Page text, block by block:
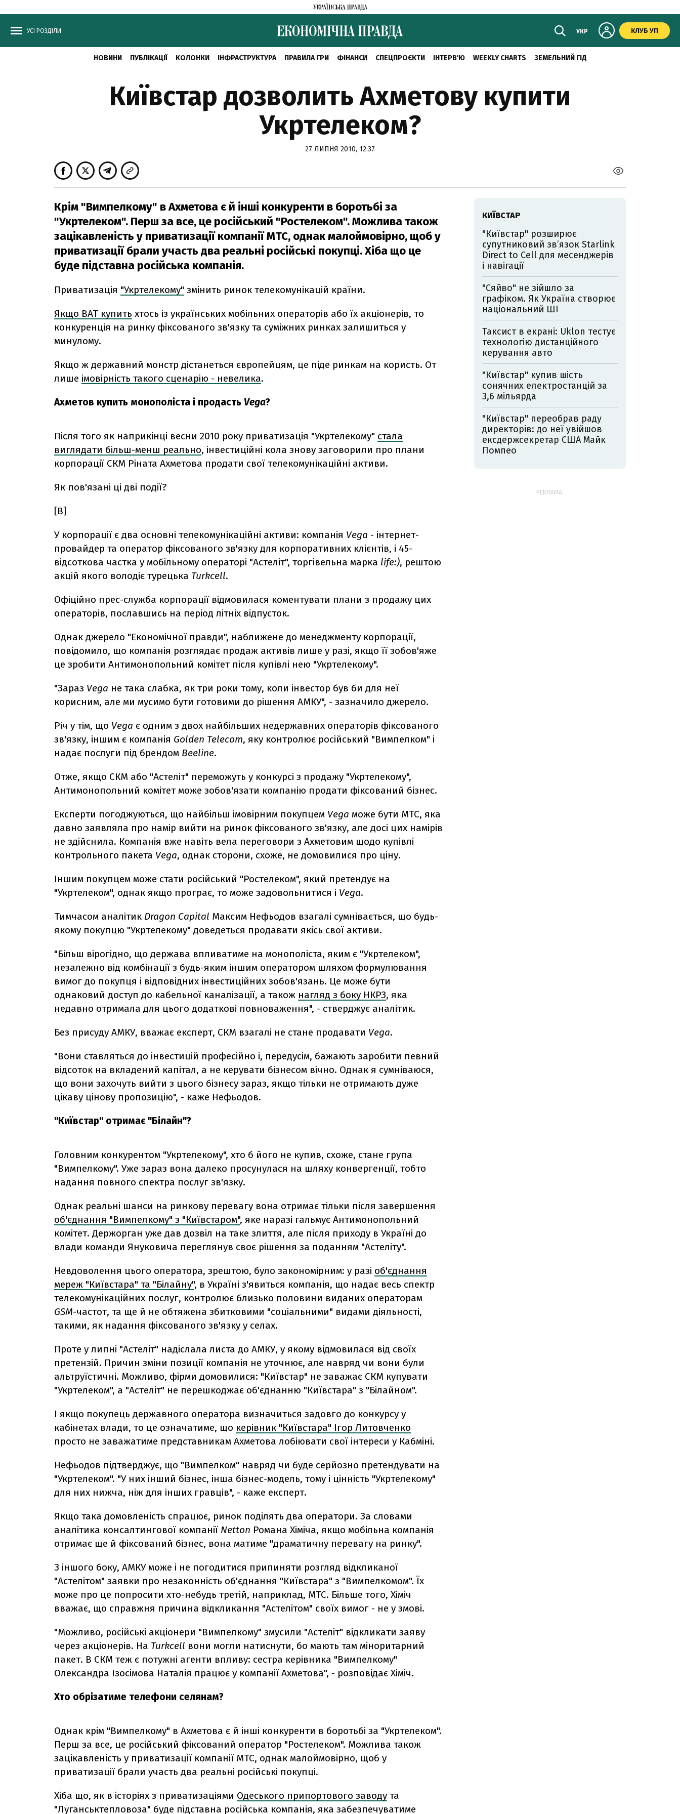
УСІ РОЗДІЛИ УКР КЛУБ УП
НОВИНИ ПУБЛІКАЦІЇ КОЛОНКИ ІНФРАСТРУКТУРА ПРАВИЛА ГРИ ФІНАНСИ СПЕЦПРОЄКТИ ІНТЕРВ'Ю WEEKLY CHARTS ЗЕМЕЛЬНИЙ ГІД
Київстар дозволить Ахметову купити
Укртелеком?
27 ЛИПНЯ 2010, 12:37
Крім "Вимпелкому" в Ахметова є й інші конкуренти в боротьбі за
"Укртелеком". Перш за все, це російський "Ростелеком". Можлива також
зацікавленість у приватизації компанії МТС, однак малоймовірно, щоб у
приватизації брали участь два реальні російські покупці. Хіба що це
буде підставна російська компанія.
Приватизація "Укртелекому" змінить ринок телекомунікацій країни.
Якщо ВАТ купить хтось із українських мобільних операторів або їх акціонерів, то
конкуренція на ринку фіксованого зв'язку та суміжних ринках залишиться у
минулому.
Якщо ж державний монстр дістанеться європейцям, це піде ринкам на користь. От
лише імовірність такого сценарію - невелика.
Ахметов купить монополіста і продасть Vega?
Після того як наприкінці весни 2010 року приватизація "Укртелекому" стала
виглядати більш-менш реально, інвестиційні кола знову заговорили про плани
корпорації СКМ Ріната Ахметова продати свої телекомунікаційні активи.
Як пов'язані ці дві події?
[B]
У корпорації є два основні телекомунікаційні активи: компанія Vega - інтернет-
провайдер та оператор фіксованого зв'язку для корпоративних клієнтів, і 45-
відсоткова частка у мобільному операторі "Астеліт", торгівельна марка life:), рештою
акцій якого володіє турецька Turkcell.
Офіційно прес-служба корпорації відмовилася коментувати плани з продажу цих
операторів, пославшись на період літніх відпусток.
Однак джерело "Економічної правди", наближене до менеджменту корпорації,
повідомило, що компанія розглядає продаж активів лише у разі, якщо її зобов'яже
це зробити Антимонопольний комітет після купівлі нею "Укртелекому".
"Зараз Vega не така слабка, як три роки тому, коли інвестор був би для неї
корисним, але ми мусимо бути готовими до рішення АМКУ", - зазначило джерело.
Річ у тім, що Vega є одним з двох найбільших недержавних операторів фіксованого
зв'язку, іншим є компанія Golden Telecom, яку контролює російський "Вимпелком" і
надає послуги під брендом Beeline.
Отже, якщо СКМ або "Астеліт" переможуть у конкурсі з продажу "Укртелекому",
Антимонопольний комітет може зобов'язати компанію продати фіксований бізнес.
Експерти погоджуються, що найбільш імовірним покупцем Vega може бути МТС, яка
давно заявляла про намір вийти на ринок фіксованого зв'язку, але досі цих намірів
не здійснила. Компанія вже навіть вела переговори з Ахметовим щодо купівлі
контрольного пакета Vega, однак сторони, схоже, не домовилися про ціну.
Іншим покупцем може стати російський "Ростелеком", який претендує на
"Укртелеком", однак якщо програє, то може задовольнитися і Vega.
Тимчасом аналітик Dragon Capital Максим Нефьодов взагалі сумнівається, що будь-
якому покупцю "Укртелекому" доведеться продавати якісь свої активи.
"Більш вірогідно, що держава впливатиме на монополіста, яким є "Укртелеком",
незалежно від комбінації з будь-яким іншим оператором шляхом формулювання
вимог до покупця і відповідних інвестиційних зобов'язань. Це може бути
однаковий доступ до кабельної каналізації, а також нагляд з боку НКРЗ, яка
недавно отримала для цього додаткові повноваження", - стверджує аналітик.
Без присуду АМКУ, вважає експерт, СКМ взагалі не стане продавати Vega.
"Вони ставляться до інвестицій професійно і, передусім, бажають заробити певний
відсоток на вкладений капітал, а не керувати бізнесом вічно. Однак я сумніваюся,
що вони захочуть вийти з цього бізнесу зараз, якщо тільки не отримають дуже
цікаву цінову пропозицію", - каже Нефьодов.
"Київстар" отримає "Білайн"?
Головним конкурентом "Укртелекому", хто б його не купив, схоже, стане група
"Вимпелкому". Уже зараз вона далеко просунулася на шляху конвергенції, тобто
надання повного спектра послуг зв'язку.
Однак реальні шанси на ринкову перевагу вона отримає тільки після завершення
об'єднання "Вимпелкому" з "Київстаром", яке наразі гальмує Антимонопольний
комітет. Держорган уже дав дозвіл на таке злиття, але після приходу в Україні до
влади команди Януковича переглянув своє рішення за поданням "Астеліту".
Невдоволення цього оператора, зрештою, було закономірним: у разі об'єднання
мереж "Київстара" та "Білайну", в Україні з'явиться компанія, що надає весь спектр
телекомунікаційних послуг, контролює близько половини виданих операторам
GSM-частот, та ще й не обтяжена збитковими "соціальними" видами діяльності,
такими, як надання фіксованого зв'язку у селах.
Проте у липні "Астеліт" надіслала листа до АМКУ, у якому відмовилася від своїх
претензій. Причин зміни позиції компанія не уточнює, але навряд чи вони були
альтруїстичні. Можливо, фірми домовилися: "Київстар" не заважає СКМ купувати
"Укртелеком", а "Астеліт" не перешкоджає об'єднанню "Київстара" з "Білайном".
І якщо покупець державного оператора визначиться задовго до конкурсу у
кабінетах влади, то це означатиме, що керівник "Київстара" Ігор Литовченко
просто не заважатиме представникам Ахметова лобіювати свої інтереси у Кабміні.
Нефьодов підтверджує, що "Вимпелком" навряд чи буде серйозно претендувати на
"Укртелеком". "У них інший бізнес, інша бізнес-модель, тому і цінність "Укртелекому"
для них нижча, ніж для інших гравців", - каже експерт.
Якщо така домовленість спрацює, ринок поділять два оператори. За словами
аналітика консалтингової компанії Netton Романа Хіміча, якщо мобільна компанія
отримає ще й фіксований бізнес, вона матиме "драматичну перевагу на ринку".
З іншого боку, АМКУ може і не погодитися припиняти розгляд відкликаної
"Астелітом" заявки про незаконність об'єднання "Київстара" з "Вимпелкомом". Їх
може про це попросити хто-небудь третій, наприклад, МТС. Більше того, Хіміч
вважає, що справжня причина відкликання "Астелітом" своїх вимог - не у змові.
"Можливо, російські акціонери "Вимпелкому" змусили "Астеліт" відкликати заяву
через акціонерів. На Turkcell вони могли натиснути, бо мають там міноритарний
пакет. В СКМ теж є потужні агенти впливу: сестра керівника "Вимпелкому"
Олександра Ізосімова Наталія працює у компанії Ахметова", - розповідає Хіміч.
Хто обрізатиме телефони селянам?
Однак крім "Вимпелкому" в Ахметова є й інші конкуренти в боротьбі за "Укртелеком".
Перш за все, це російський фіксований оператор "Ростелеком". Можлива також
зацікавленість у приватизації компанії МТС, однак малоймовірно, щоб у
приватизації брали участь два реальні російські покупці.
Хіба що, як в історіях з приватизаціями Одеського припортового заводу та
"Луганськтепловоза" буде підставна російська компанія, яка забезпечуватиме
КИЇВСТАР
"Київстар" розширює
супутниковий зв’язок Starlink
Direct to Cell для месенджерів
і навігації
"Сяйво" не зійшло за
графіком. Як Україна створює
національний ШІ
Таксист в екрані: Uklon тестує
технологію дистанційного
керування авто
"Київстар" купив шість
сонячних електростанцій за
3,6 мільярда
"Київстар" переобрав раду
директорів: до неї увійшов
ексдержсекретар США Майк
Помпео
РЕКЛАМА: